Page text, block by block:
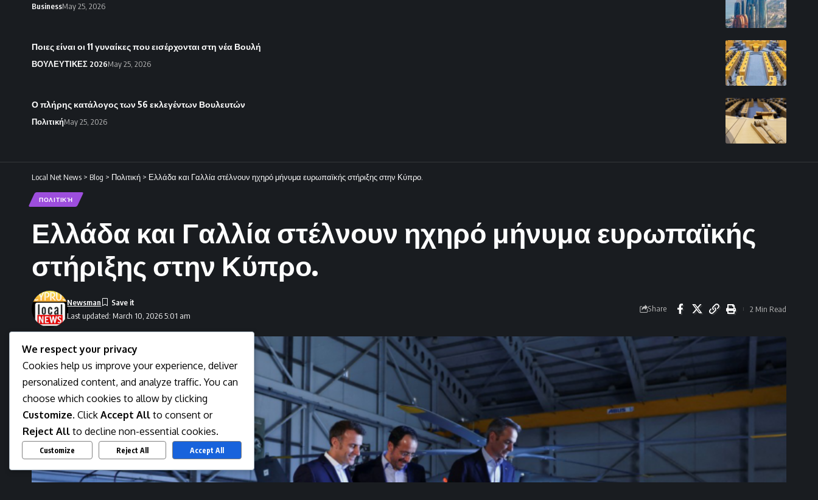
BusinessMay 25, 2026
Ποιες είναι οι 11 γυναίκες που εισέρχονται στη νέα Βουλή
ΒΟΥΛΕΥΤΙΚΕΣ 2026May 25, 2026
Ο πλήρης κατάλογος των 56 εκλεγέντων Βουλευτών
ΠολιτικήMay 25, 2026
Local Net News > Blog > Πολιτική > Ελλάδα και Γαλλία στέλνουν ηχηρό μήνυμα ευρωπαϊκής στήριξης στην Κύπρο.
ΠΟΛΙΤΙΚΉ
Ελλάδα και Γαλλία στέλνουν ηχηρό μήνυμα ευρωπαϊκής
στήριξης στην Κύπρο.
Last updated: March 10, 2026 5:01 am
Newsman
Share 2 Min Read
We respect your privacy
Cookies help us improve your experience, deliver
personalized content, and analyze traffic. You can
choose which cookies to allow by clicking
Customize. Click Accept All to consent or
Reject All to decline non-essential cookies.
Customize Reject All Accept All